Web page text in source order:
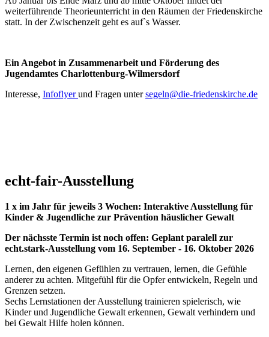
weiterführende Theorieunterricht in den Räumen der Friedenskirche
statt. In der Zwischenzeit geht es auf`s Wasser.
Ein Angebot in Zusammenarbeit und Förderung des
Jugendamtes Charlottenburg-Wilmersdorf
Interesse, Infoflyerund Fragen untersegeln@die-friedenskirche.de
echt-fair-Ausstellung
1 x im Jahr für jeweils 3 Wochen: Interaktive Ausstellung für
Kinder & Jugendliche zur Prävention häuslicher Gewalt
Der nächsste Termin ist noch offen: Geplant paralell zur
echt.stark-Ausstellung vom 16. September - 16. Oktober 2026
Lernen, den eigenen Gefühlen zu vertrauen, lernen, die Gefühle
anderer zu achten. Mitgefühl für die Opfer entwickeln, Regeln und
Grenzen setzen.
Sechs Lernstationen der Ausstellung trainieren spielerisch, wie
Kinder und Jugendliche Gewalt erkennen, Gewalt verhindern und
bei Gewalt Hilfe holen können.